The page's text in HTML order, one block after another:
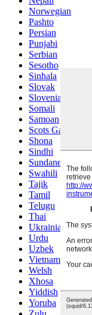
Norwegian
Pashto
Persian
Punjabi
Serbian
Sesotho
Sinhala
Slovak
Slovenian
Somali
Samoan
Scots Gaelic
Shona
Sindhi
Sundanese
Swahili
Tajik
Tamil
Telugu
Thai
Ukrainian
Urdu
Uzbek
Vietnamese
Welsh
Xhosa
Yiddish
Yoruba